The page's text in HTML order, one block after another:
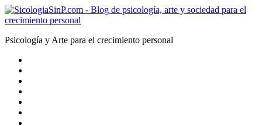
Psicología y Arte para el crecimiento personal